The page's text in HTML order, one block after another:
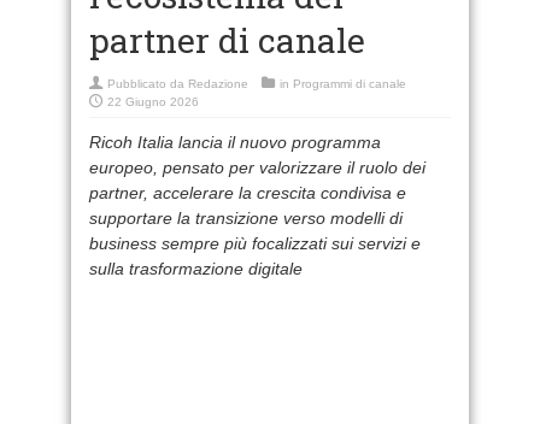
partner di canale
Pubblicato da Redazione in Programmi di canale
22 Giugno 2026
Ricoh Italia lancia il nuovo programma
europeo, pensato per valorizzare il ruolo dei
partner, accelerare la crescita condivisa e
supportare la transizione verso modelli di
business sempre più focalizzati sui servizi e
sulla trasformazione digitale